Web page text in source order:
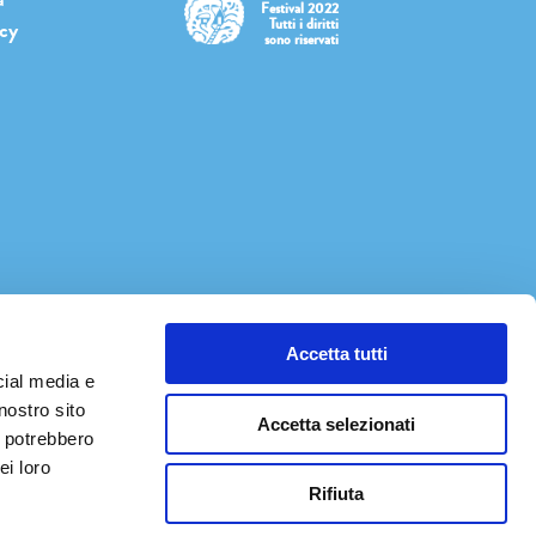
media e
sito
loro
Accetta tutti
Accetta selezionati
Rifiuta
Festival 2022
Tutti i diritti
sono riservati